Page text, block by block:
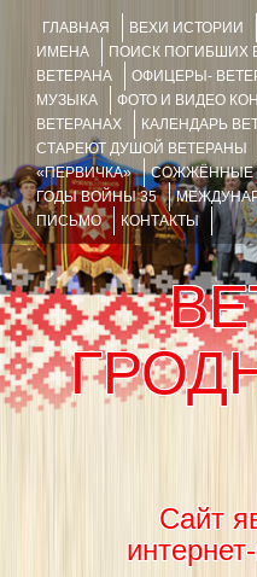
ГЛАВНАЯ ВЕХИ ИСТОРИИ
ИМЕНА
ПОИСК ПОГИБШИХ
ВЕТЕРАНА
ОФИЦЕРЫ-
МУЗЫКА
ФОТО И ВИДЕО
ВЕТЕРАНАХ
КАЛЕНДАРЬ
СТАРЕЮТ ДУШОЙ ВЕТЕРАНЫ
«ПЕРВИЧКА»
СОЖЖЁННЫЕ
ГОДЫ ВОЙНЫ 35
ПИСЬМО
КОНТАКТЫ
Сайт